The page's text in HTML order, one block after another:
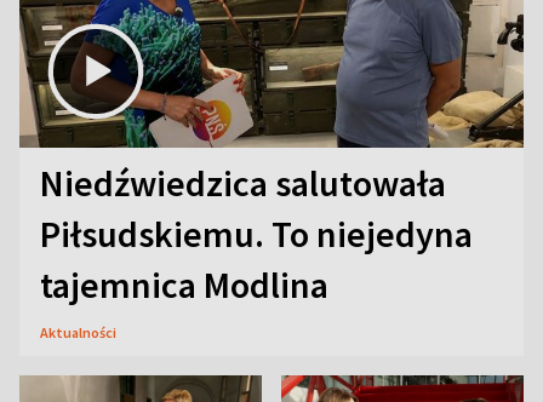
Niedźwiedzica salutowała
Piłsudskiemu. To niejedyna
tajemnica Modlina
Aktualności